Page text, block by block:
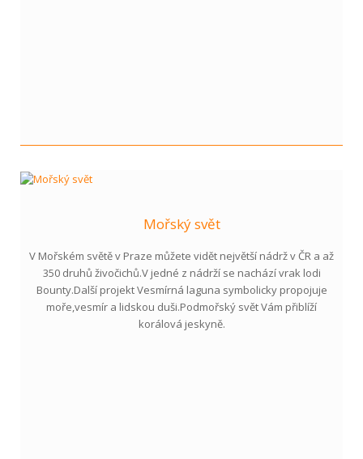
Mořský svět
V Mořském světě v Praze můžete vidět největší nádrž v ČR a až
350 druhů živočichů.V jedné z nádrží se nachází vrak lodi
Bounty.Další projekt Vesmírná laguna symbolicky propojuje
moře,vesmír a lidskou duši.Podmořský svět Vám přiblíží
korálová jeskyně.